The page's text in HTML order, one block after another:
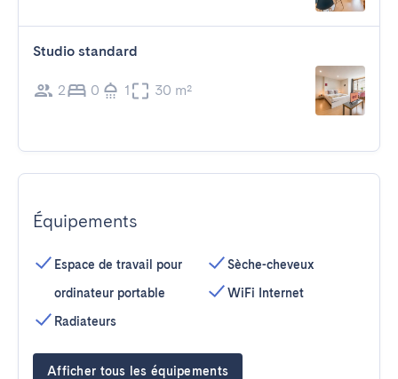
Studio standard
2 0 1 30 m²
Équipements
Espace de travail pour
ordinateur portable
Radiateurs
Sèche-cheveux
WiFi Internet
Afficher tous les équipements